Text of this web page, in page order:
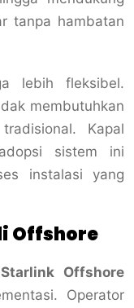
tanpa hambatan
lebih fleksibel.
membutuhkan
Kapal
sistem ini
instalasi yang
Offshore
Starlink Offshore
Operator